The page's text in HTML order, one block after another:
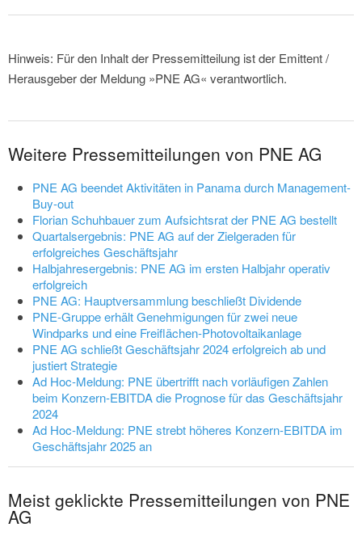
Hinweis: Für den Inhalt der Pressemitteilung ist der Emittent /
Herausgeber der Meldung »PNE AG« verantwortlich.
Weitere Pressemitteilungen von PNE AG
PNE AG beendet Aktivitäten in Panama durch Management-
Buy-out
Florian Schuhbauer zum Aufsichtsrat der PNE AG bestellt
Quartalsergebnis: PNE AG auf der Zielgeraden für
erfolgreiches Geschäftsjahr
Halbjahresergebnis: PNE AG im ersten Halbjahr operativ
erfolgreich
PNE AG: Hauptversammlung beschließt Dividende
PNE-Gruppe erhält Genehmigungen für zwei neue
Windparks und eine Freiflächen-Photovoltaikanlage
PNE AG schließt Geschäftsjahr 2024 erfolgreich ab und
justiert Strategie
Ad Hoc-Meldung: PNE übertrifft nach vorläufigen Zahlen
beim Konzern-EBITDA die Prognose für das Geschäftsjahr
2024
Ad Hoc-Meldung: PNE strebt höheres Konzern-EBITDA im
Geschäftsjahr 2025 an
Meist geklickte Pressemitteilungen von PNE
AG